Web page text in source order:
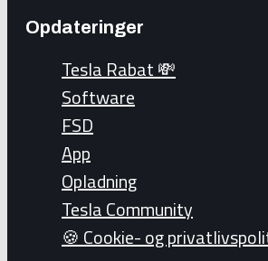
Opdateringer
Tesla Rabat 💸
Software
FSD
App
Opladning
Tesla Community
🍪 Cookie- og